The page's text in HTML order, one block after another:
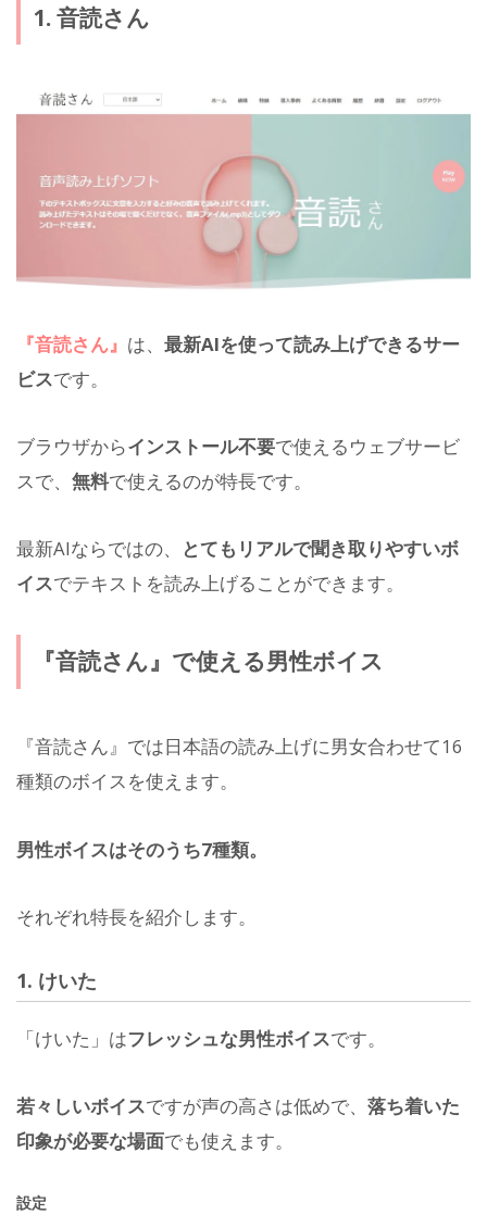
1. 音読さん
『音読さん』 は、 最新AIを使って読み上げできるサー
ビスです。
ブラウザからインストール不要で使えるウェブサービ
スで、 無料で使えるのが特長です。
最新AIならではの、
とてもリアルで聞き取りやすいボ
イスでテキストを読み上げることができます。
『音読さん』で使える男性ボイス
『音読さん』では日本語の読み上げに男女合わせて16
種類のボイスを使えます。
男性ボイスはそのうち7種類。
それぞれ特長を紹介します。
1. けいた
「けいた」はフレッシュな男性ボイスです。
若々しいボイスですが声の高さは低めで、 落ち着いた
印象が必要な場面でも使えます。
設定